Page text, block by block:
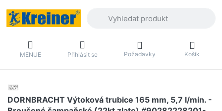
MENUE Přihlásit se Požadavky Košík
DORNBRACHT Výtoková trubice 165 mm, 5,7 l/min. -